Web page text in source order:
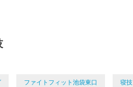
ファイトフィット池袋東口 寝技